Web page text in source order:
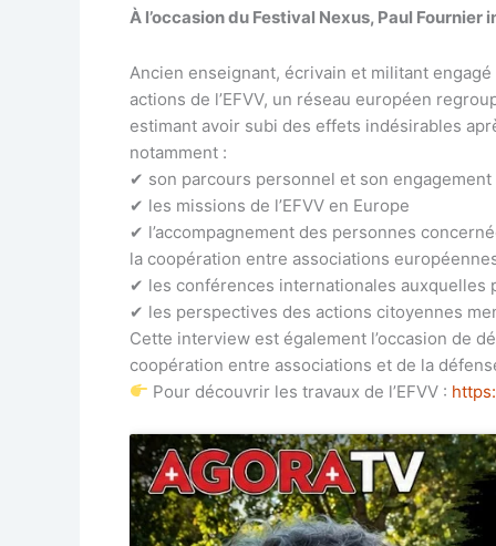
À l’occasion du Festival Nexus, Paul
Ancien enseignant, écrivain et militant
actions de l’EFVV, un réseau européen
estimant avoir subi des effets indésirables
notamment :
✔ son parcours personnel et son engagement
✔ les missions de l’EFVV en Europe
✔ l’accompagnement des personnes
la coopération entre associations
✔ les conférences internationales auxquelles
✔ les perspectives des actions citoyennes
Cette interview est également l’occasion de
coopération entre associations et de la
Pour découvrir les travaux de l’EFVV :